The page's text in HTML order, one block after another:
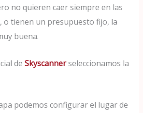
no quieren caer siempre en las
o tienen un presupuesto fijo, la
buena.
deSkyscannerseleccionamos la
podemos configurar el lugar de